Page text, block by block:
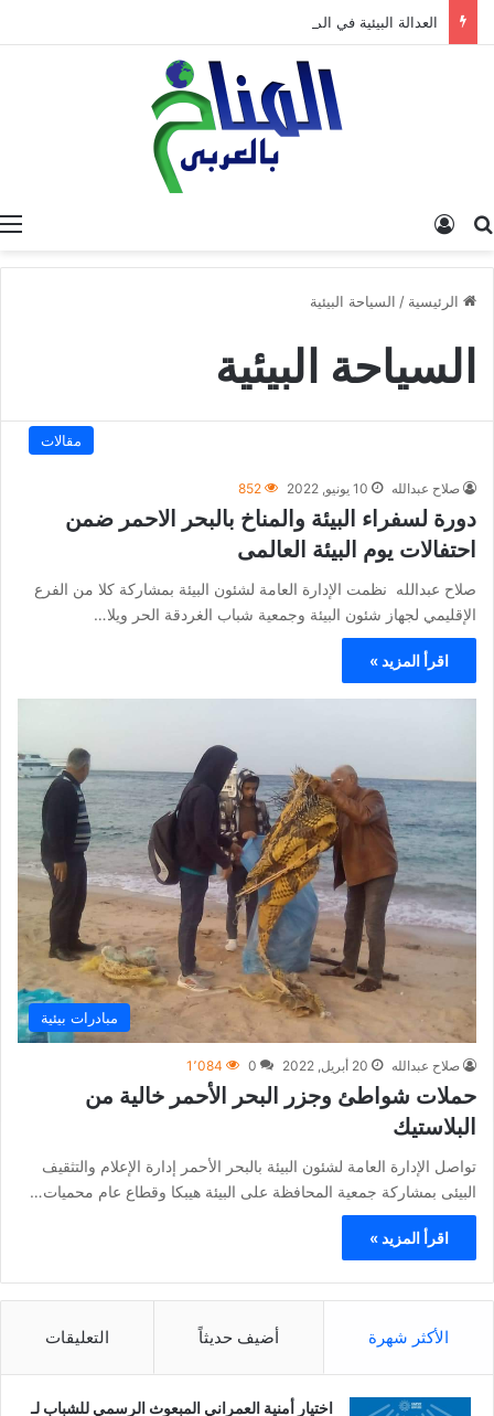
البحث عن
الرئيسية / السياحة البيئية
السياحة البيئية
مقالات
صلاح عبدالله 10 يونيو, 2022 852
دورة لسفراء البيئة والمناخ بالبحر الاحمر ضمن
احتفالات يوم البيئة العالمى
صلاح عبدالله نظمت الإدارة العامة لشئون البيئة بمشاركة كلا من الفرع
الإقليمي لجهاز شئون البيئة وجمعية شباب الغردقة الحر ويلا…
اقرأ المزيد »
مبادرات بيئية
صلاح عبدالله 20 أبريل, 2022 0 1٬084
حملات شواطئ وجزر البحر الأحمر خالية من
البلاستيك
تواصل الإدارة العامة لشئون البيئة بالبحر الأحمر إدارة الإعلام والتثقيف
البيئى بمشاركة جمعية المحافظة على البيئة هيبكا وقطاع عام محميات…
اقرأ المزيد »
الأكثر شهرة أضيف حديثاً التعليقات
اختيار أمنية العمراني المبعوث الرسمي للشباب لـ